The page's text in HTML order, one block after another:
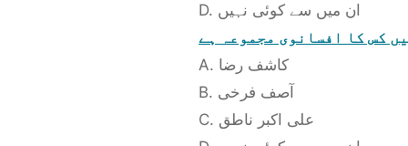
D. ان میں سے کوئی نہیں
کس کا افسانوی مجموعہ ہے
A. کاشف رضا
B. آصف فرخی
C. علی اکبر ناطق